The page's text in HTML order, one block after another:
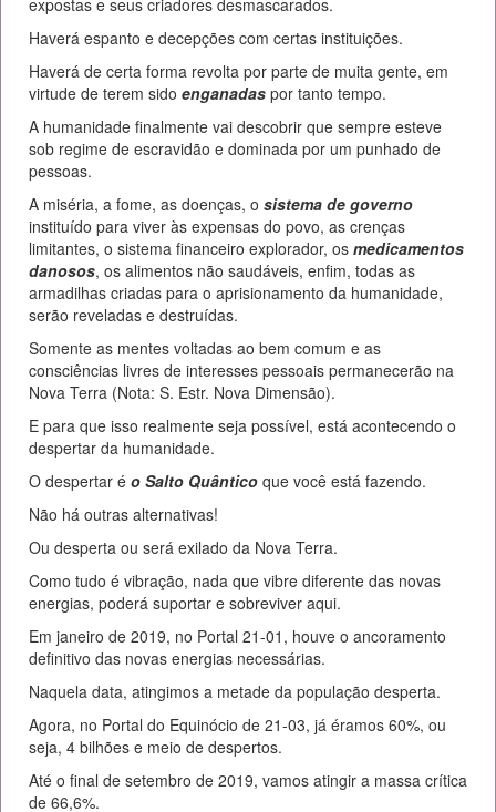
expostas e seus criadores desmascarados.
Haverá espanto e decepções com certas instituições.
Haverá de certa forma revolta por parte de muita gente, em
virtude de terem sido enganadas por tanto tempo.
A humanidade finalmente vai descobrir que sempre esteve
sob regime de escravidão e dominada por um punhado de
pessoas.
A miséria, a fome, as doenças, o sistema de governo
instituído para viver às expensas do povo, as crenças
limitantes, o sistema financeiro explorador, os medicamentos
danosos, os alimentos não saudáveis, enfim, todas as
armadilhas criadas para o aprisionamento da humanidade,
serão reveladas e destruídas.
Somente as mentes voltadas ao bem comum e as
consciências livres de interesses pessoais permanecerão na
Nova Terra (Nota: S. Estr. Nova Dimensão).
E para que isso realmente seja possível, está acontecendo o
despertar da humanidade.
O despertar é o Salto Quântico que você está fazendo.
Não há outras alternativas!
Ou desperta ou será exilado da Nova Terra.
Como tudo é vibração, nada que vibre diferente das novas
energias, poderá suportar e sobreviver aqui.
Em janeiro de 2019, no Portal 21-01, houve o ancoramento
definitivo das novas energias necessárias.
Naquela data, atingimos a metade da população desperta.
Agora, no Portal do Equinócio de 21-03, já éramos 60%, ou
seja, 4 bilhões e meio de despertos.
Até o final de setembro de 2019, vamos atingir a massa crítica
de 66,6%.